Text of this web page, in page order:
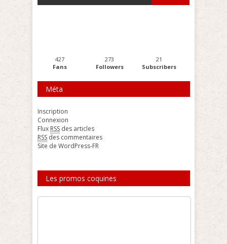
427
Fans
273
Followers
21
Subscribers
Méta
Inscription
Connexion
Flux RSS des articles
RSS des commentaires
Site de WordPress-FR
Les promos coquines